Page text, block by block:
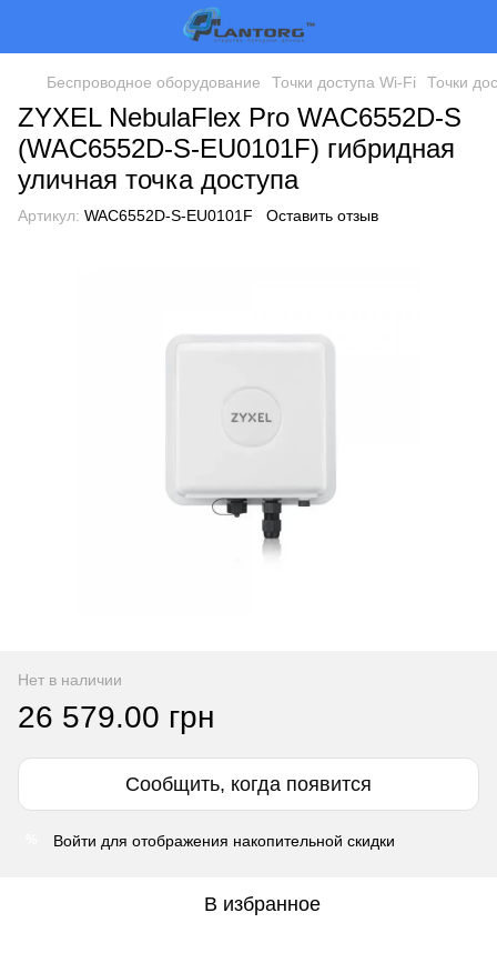
Беспроводное оборудование Точки доступа Wi-Fi Точки
ZYXEL NebulaFlex Pro WAC6552D-S
(WAC6552D-S-EU0101F) гибридная
уличная точка доступа
Артикул: WAC6552D-S-EU0101F Оставить отзыв
Нет в наличии
26 579.00 грн
Сообщить, когда появится
Войти для отображения накопительной скидки
В избранное